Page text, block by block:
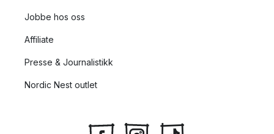
Jobbe hos oss
Affiliate
Presse & Journalistikk
Nordic Nest outlet